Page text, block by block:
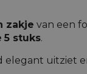
zakje van een
5 stuks.
elegant